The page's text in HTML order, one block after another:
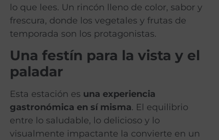
lo que lees. Un rincón lleno de color, sabor y
frescura, donde los vegetales y frutas de
temporada son los protagonistas.
Una festín para la vista y el
paladar
Esta estación es una experiencia
gastronómica en sí misma. El equilibrio
entre lo saludable, lo delicioso y lo
visualmente impactante la convierte en un